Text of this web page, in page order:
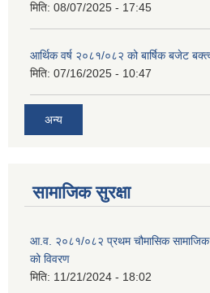
मिति: 08/07/2025 - 17:45
आर्थिक वर्ष २०८१/०८२ को बार्षिक बजेट
मिति: 07/16/2025 - 10:47
अन्य
सामाजिक सुरक्षा
आ.व. २०८१/०८२ प्रथम चौमासिक सामाजिक
को विवरण
मिति: 11/21/2024 - 18:02